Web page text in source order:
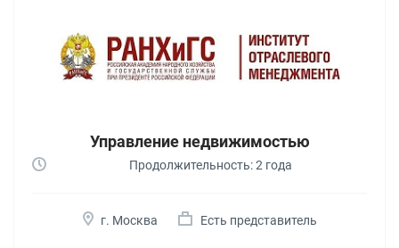
Управление недвижимостью
Продолжительность: 2 года
г. Москва Есть представитель